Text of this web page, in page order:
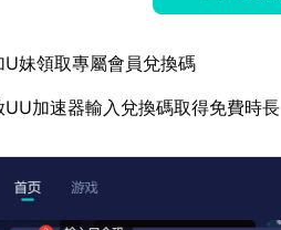
妹領取專屬會員兌換碼
UU加速器輸入兌換碼取得免費時長